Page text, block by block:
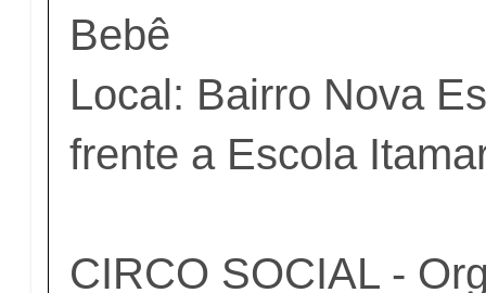
Bebê
Local: Bairro Nova
frente a Escola
CIRCO SOCIAL -